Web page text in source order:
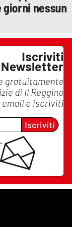
giorni nessun
Iscriviti
Newsletter
gratuitamente
di Il Reggino
email e iscriviti
Iscriviti